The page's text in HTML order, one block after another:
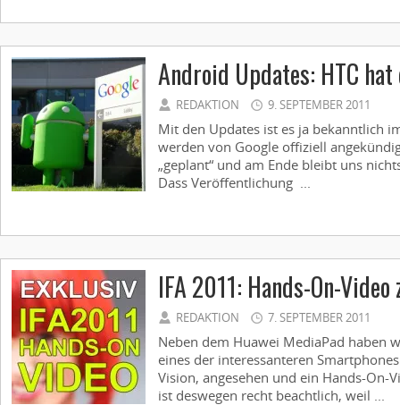
Android Updates: HTC
REDAKTION 9. SEPTEMBER 2011
Mit den Updates ist es ja bekanntlich
werden von Google offiziell
„geplant“ und am Ende bleibt uns
Dass Veröffentlichung ...
IFA 2011: Hands-On-
REDAKTION 7. SEPTEMBER 2011
Neben dem Huawei MediaPad haben
eines der interessanteren
Vision, angesehen und ein Hands-On-
ist deswegen recht beachtlich, weil ...